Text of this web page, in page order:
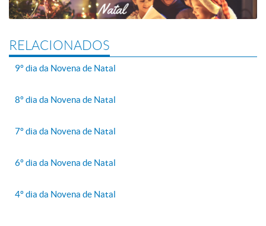
RELACIONADOS
9º dia da Novena de Natal
8º dia da Novena de Natal
7º dia da Novena de Natal
6º dia da Novena de Natal
4º dia da Novena de Natal